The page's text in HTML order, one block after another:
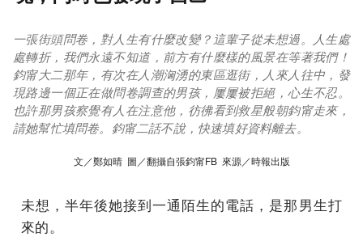
一張街頭問卷，對人生有什麼改變？這輩子從未想過。人生處
處轉折，我們永遠不知道，前方有什麼樣的風景在等著我們！
鈞甯大二那年，有次在人潮洶湧的東區逛街，人來人往中，發
現路邊一個正在做問卷調查的男孩，屢屢被拒絕，心生不忍。
也許那男孩察覺有人在注意他，彷彿看到救星般朝鈞甯走來，
請她幫忙填問卷。鈞甯二話不說，快速填好資料離去。
文／鄭如晴 圖／翻攝自張鈞甯FB 來源／時報出版
未想，半年後她接到一通陌生的電話，是那男生打
來的。